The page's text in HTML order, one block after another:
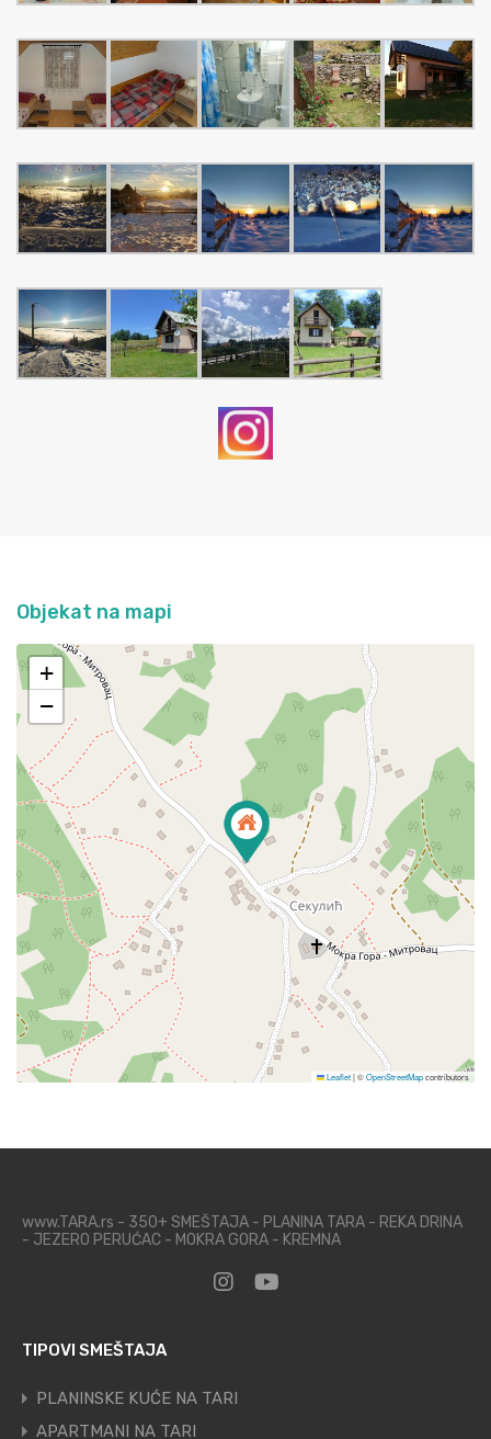
Objekat na mapi
+
−
Leaflet|©OpenStreetMapcontributors
www.TARA.rs - 350+ SMEŠTAJA - PLANINA TARA - REKA DRINA
- JEZERO PERUĆAC - MOKRA GORA - KREMNA
TIPOVI SMEŠTAJA
PLANINSKE KUĆE NA TARI
APARTMANI NA TARI